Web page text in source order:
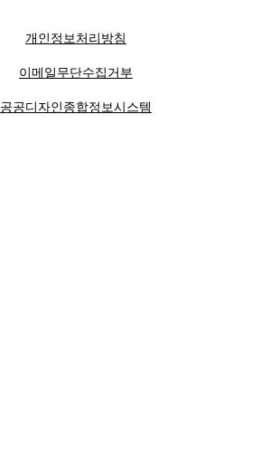
개인정보처리방침
이메일무단수집거부
공공디자인종합정보시스템